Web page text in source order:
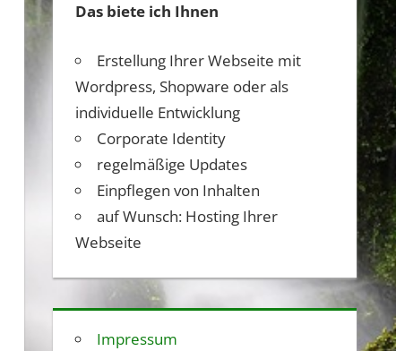
Das biete ich Ihnen
Erstellung Ihrer Webseite mit
Wordpress, Shopware oder als
individuelle Entwicklung
Corporate Identity
regelmäßige Updates
Einpflegen von Inhalten
auf Wunsch: Hosting Ihrer
Webseite
Impressum